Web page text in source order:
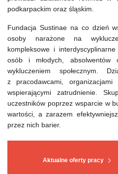
Aktualne oferty pracy
podkarpackim oraz śląskim.
Fundacja Sustinae na co dzień
osoby narażone na
kompleksowe i
osób i młodych, absolwentów
wykluczeniem społecznym.
z pracodawcami,
wspierającymi zatrudnienie.
uczestników poprzez wsparcie w
wartości, a zarazem
przez nich barier.